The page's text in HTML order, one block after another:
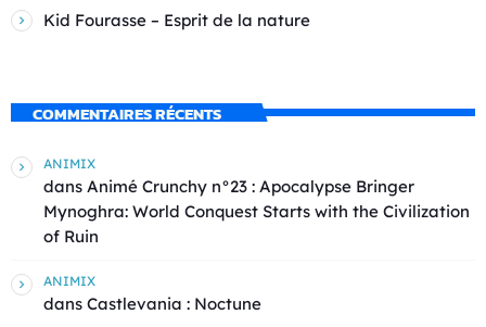
Kid Fourasse – Esprit de la nature
COMMENTAIRES RÉCENTS
ANIMIX
dans Animé Crunchy n°23 : Apocalypse Bringer
Mynoghra: World Conquest Starts with the Civilization
of Ruin
ANIMIX
dans Castlevania : Noctune